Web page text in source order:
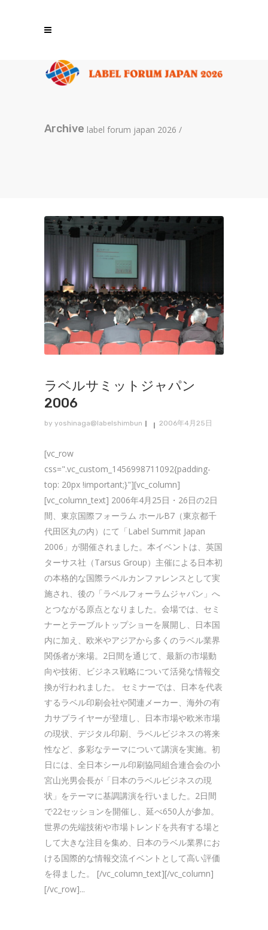
Archive label forum japan 2026 /
ラベルサミットジャパン
2006
by yoshinaga@labelshimbun 2006年4月25日
[vc_row
css=".vc_custom_1456998711092{padding-
top: 20px !important;}"][vc_column]
[vc_column_text] 2006年4月25日・26日の2日
間、東京国際フォーラム ホールB7（東京都千
代田区丸の内）にて「Label Summit Japan
2006」が開催されました。本イベントは、英国
ターサス社（Tarsus Group）主催による日本初
の本格的な国際ラベルカンファレンスとして実
施され、後の「ラベルフォーラムジャパン」へ
とつながる原点となりました。会場では、セミ
ナーとテーブルトップショーを展開し、日本国
内に加え、欧米やアジアから多くのラベル業界
関係者が来場。2日間を通じて、最新の市場動
向や技術、ビジネス戦略について活発な情報交
換が行われました。 セミナーでは、日本を代表
するラベル印刷会社や関連メーカー、海外の有
力サプライヤーが登壇し、日本市場や欧米市場
の現状、デジタル印刷、ラベルビジネスの将来
性など、多彩なテーマについて講演を実施。初
日には、全日本シール印刷協同組合連合会の小
宮山光男会長が「日本のラベルビジネスの現
状」をテーマに基調講演を行いました。2日間
で22セッションを開催し、延べ650人が参加。
世界の先端技術や市場トレンドを共有する場と
して大きな注目を集め、日本のラベル業界にお
ける国際的な情報交流イベントとして高い評価
を得ました。 [/vc_column_text][/vc_column]
[/vc_row]...